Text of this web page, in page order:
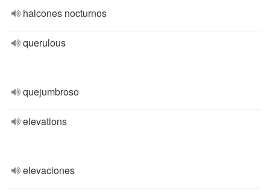
halcones nocturnos
querulous
quejumbroso
elevations
elevaciones